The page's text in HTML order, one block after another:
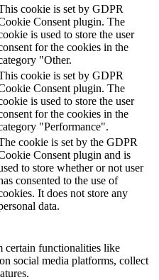
cookie is set by GDPR
Consent plugin. The
is used to store the user
for the cookies in the
"Other.
cookie is set by GDPR
Consent plugin. The
is used to store the user
for the cookies in the
"Performance".
cookie is set by the GDPR
Consent plugin and is
to store whether or not user
consented to the use of
It does not store any
data.
certain functionalities like
social media platforms, collect